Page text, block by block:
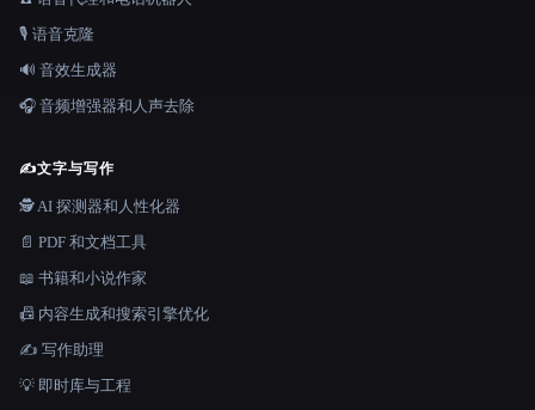
🎙️ 语音克隆
🔊 音效生成器
🎧 音频增强器和人声去除
✍️文字与写作
🕵️ AI 探测器和人性化器
📄 PDF 和文档工具
📖 书籍和小说作家
📠 内容生成和搜索引擎优化
✍️ 写作助理
💡 即时库与工程